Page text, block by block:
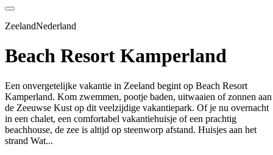
ZeelandNederland
Beach Resort Kamperland
Een onvergetelijke vakantie in Zeeland begint op Beach Resort
Kamperland. Kom zwemmen, pootje baden, uitwaaien of zonnen aan
de Zeeuwse Kust op dit veelzijdige vakantiepark. Of je nu overnacht
in een chalet, een comfortabel vakantiehuisje of een prachtig
beachhouse, de zee is altijd op steenworp afstand. Huisjes aan het
strand Wat...